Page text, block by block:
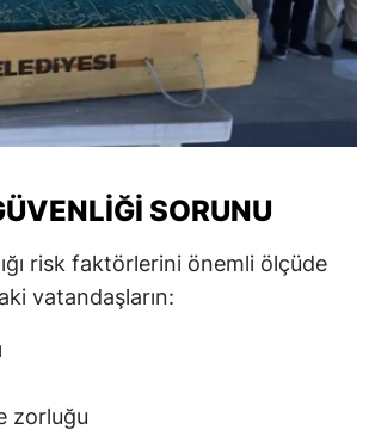
SORUNU
risk faktörlerini önemli ölçüde
vatandaşların:
zorluğu